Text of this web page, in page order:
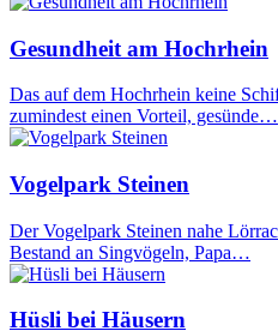
Gesundheit am Hochrhein
Das auf dem Hochrhein keine
zumindest einen Vorteil, gesünde…
Vogelpark Steinen
Der Vogelpark Steinen nahe
Bestand an Singvögeln, Papa…
Hüsli bei Häusern